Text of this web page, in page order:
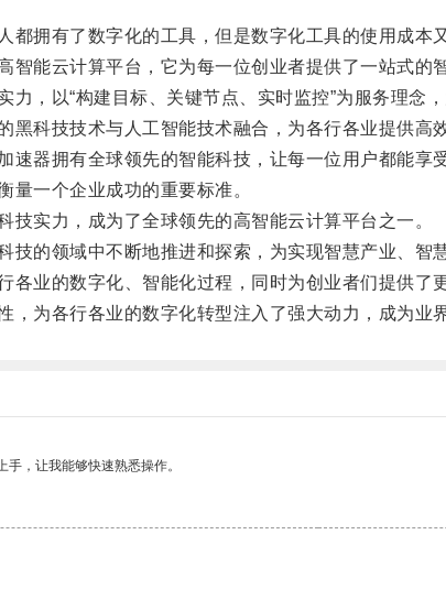
拥有了数字化的工具，但是数字化工具的使用成本
能云计算平台，它为每一位创业者提供了一站式的智
以“构建目标、关键节点、实时监控”为服务理念
科技技术与人工智能技术融合，为各行各业提供高效
器拥有全球领先的智能科技，让每一位用户都能享受
一个企业成功的重要标准。
实力，成为了全球领先的高智能云计算平台之一。
的领域中不断地推进和探索，为实现智慧产业、智
业的数字化、智能化过程，同时为创业者们提供了更
为各行各业的数字化转型注入了强大动力，成为业界
，让我能够快速熟悉操作。